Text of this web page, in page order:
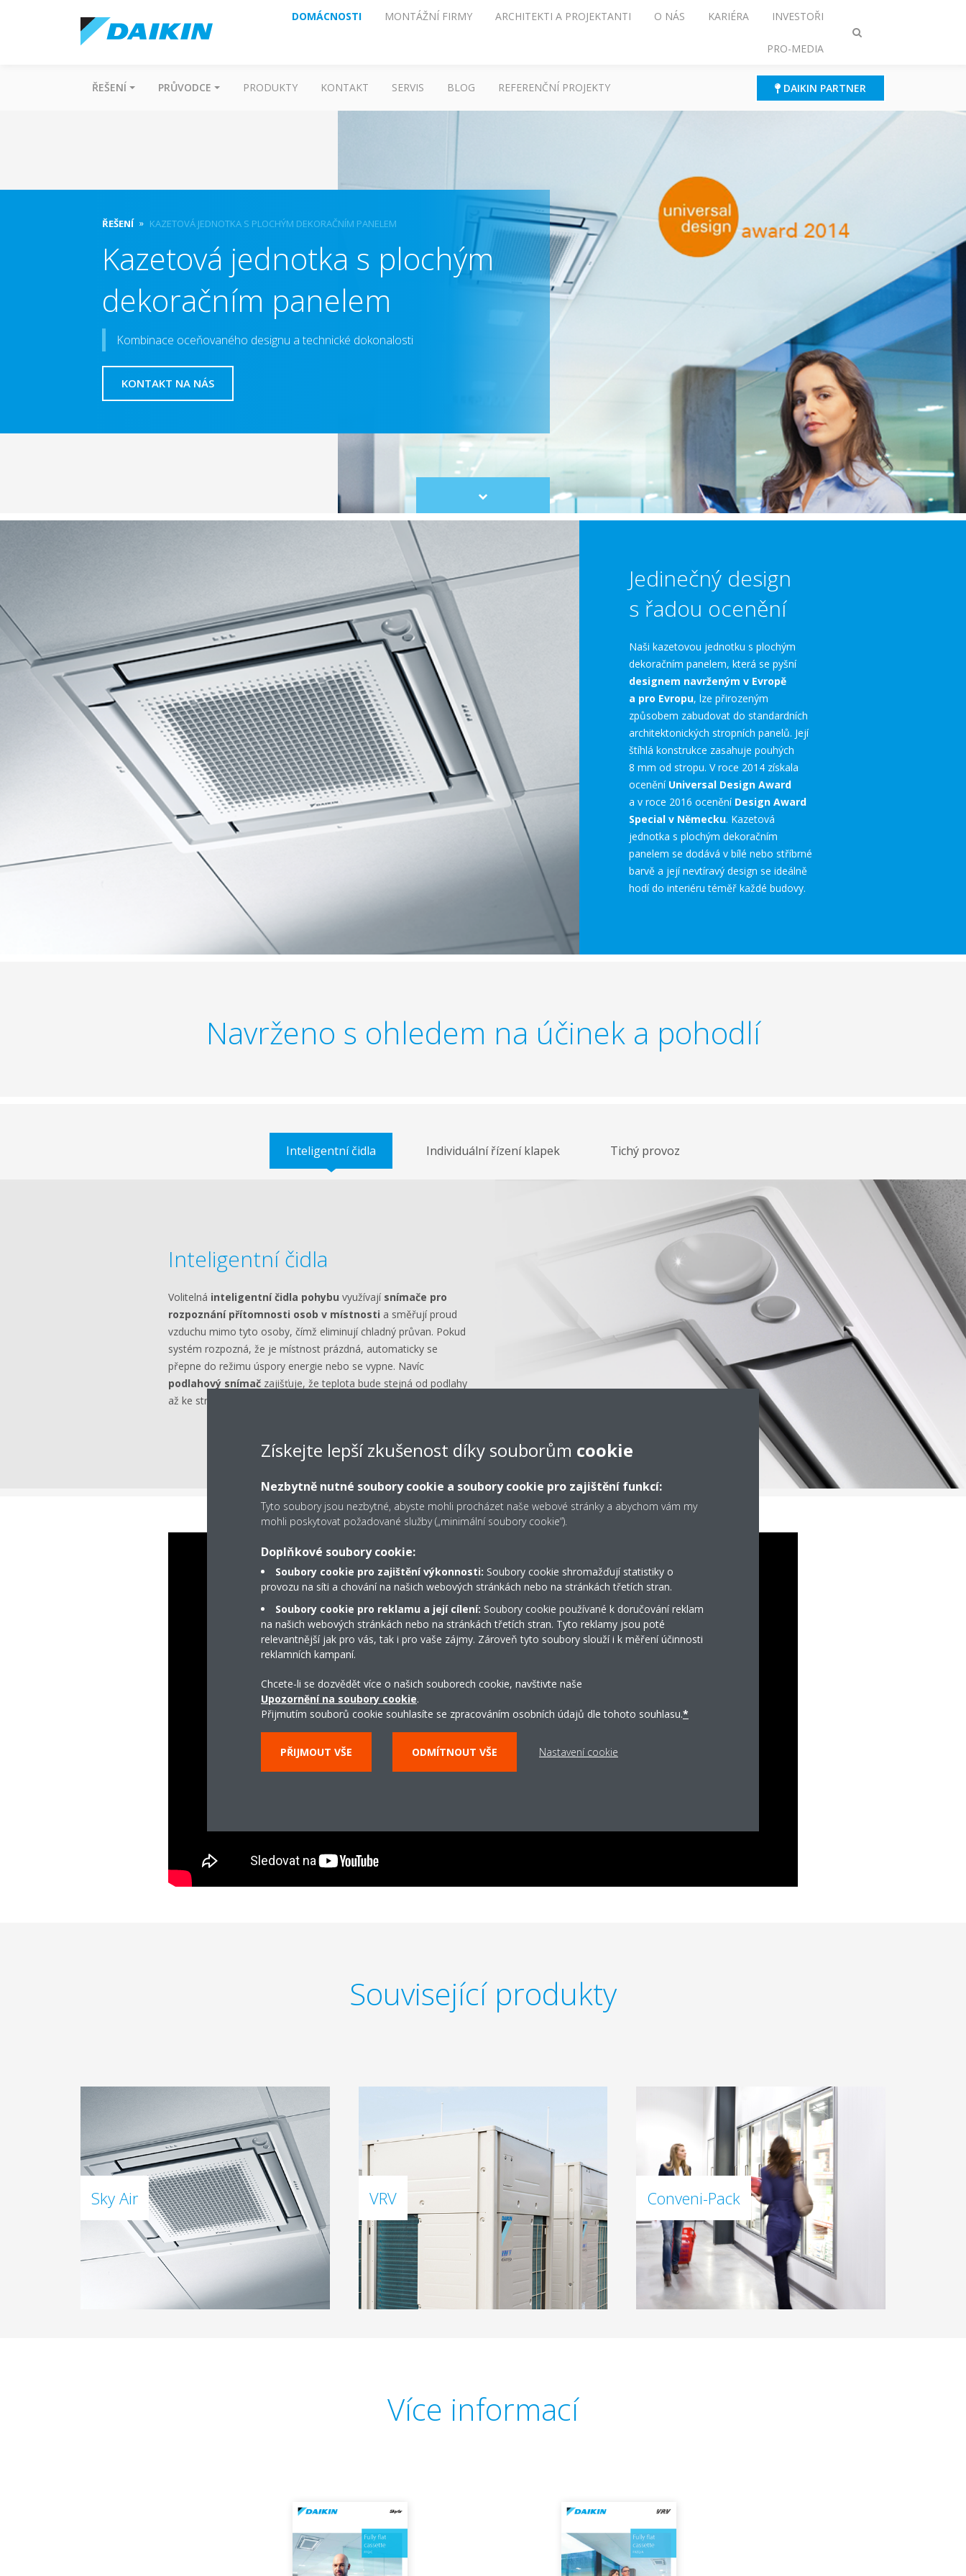
Přepnout
DOMÁCNOSTI MONTÁŽNÍ FIRMY ARCHITEKTI A PROJEKTANTI O NÁS KARIÉRA INVESTOŘI
PRO-MEDIA
ŘEŠENÍ PRŮVODCE PRODUKTY KONTAKT SERVIS BLOG REFERENČNÍ PROJEKTY DAIKIN PARTNER
ŘEŠENÍ KAZETOVÁ JEDNOTKA S PLOCHÝM DEKORAČNÍM PANELEM
Kazetová jednotka s plochým
dekoračním panelem
Kombinace oceňovaného designu a technické dokonalosti
KONTAKT NA NÁS
Scroll
to
Jedinečný design
s řadou ocenění
Naši kazetovou jednotku s plochým
dekoračním panelem, která se pyšní
designem navrženým v Evropě
a pro Evropu, lze přirozeným
způsobem zabudovat do standardních
architektonických stropních panelů. Její
štíhlá konstrukce zasahuje pouhých
8 mm od stropu. V roce 2014 získala
ocenění Universal Design Award
a v roce 2016 ocenění Design Award
Special v Německu. Kazetová
jednotka s plochým dekoračním
panelem se dodává v bílé nebo stříbrné
barvě a její nevtíravý design se ideálně
hodí do interiéru téměř každé budovy.
Navrženo s ohledem na účinek a pohodlí
Inteligentní čidla Individuální řízení klapek Tichý provoz
Inteligentní čidla
Volitelná inteligentní čidla pohybu využívají snímače pro
rozpoznání přítomnosti osob v místnosti a směřují proud
vzduchu mimo tyto osoby, čímž eliminují chladný průvan. Pokud
systém rozpozná, že je místnost prázdná, automaticky se
přepne do režimu úspory energie nebo se vypne. Navíc
podlahový snímačzajišťuje, že teplota bude stejná od podlahy
až ke stropu.
Související produkty
Sky Air VRV Conveni-Pack
Více informací
Získejte lepší zkušenost díky souborům cookie
Nezbytně nutné soubory cookie a soubory cookie pro zajištění funkcí:
Tyto soubory jsou nezbytné, abyste mohli procházet naše webové stránky a abychom vám my
mohli poskytovat požadované služby („minimální soubory cookie“).
Doplňkové soubory cookie:
Soubory cookie pro zajištění výkonnosti: Soubory cookie shromažďují statistiky o
provozu na síti a chování na našich webových stránkách nebo na stránkách třetích stran.
Soubory cookie pro reklamu a její cílení: Soubory cookie používané k doručování reklam
na našich webových stránkách nebo na stránkách třetích stran. Tyto reklamy jsou poté
relevantnější jak pro vás, tak i pro vaše zájmy. Zároveň tyto soubory slouží i k měření účinnosti
reklamních kampaní.
Chcete-li se dozvědět více o našich souborech cookie, navštivte naše
Upozornění na soubory cookie.
Přijmutím souborů cookie souhlasíte se zpracováním osobních údajů dle tohoto souhlasu.*
PŘIJMOUT VŠE ODMÍTNOUT VŠE Nastavení cookie